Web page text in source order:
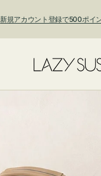
新規アカウント登録で500ポイ
夏季休業および発送停